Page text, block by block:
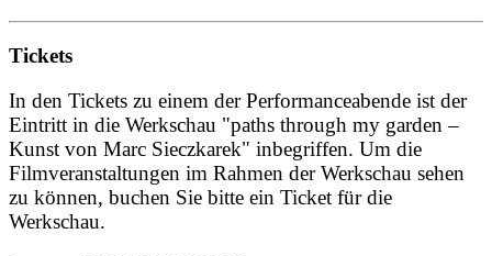
Tickets
In den Tickets zu einem der Performanceabende ist der
Eintritt in die Werkschau "paths through my garden –
Kunst von Marc Sieczkarek" inbegriffen. Um die
Filmveranstaltungen im Rahmen der Werkschau sehen
zu können, buchen Sie bitte ein Ticket für die
Werkschau.